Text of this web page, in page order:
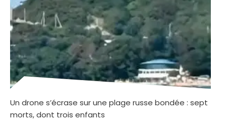
Un drone s’écrase sur une plage russe bondée : sept
morts, dont trois enfants